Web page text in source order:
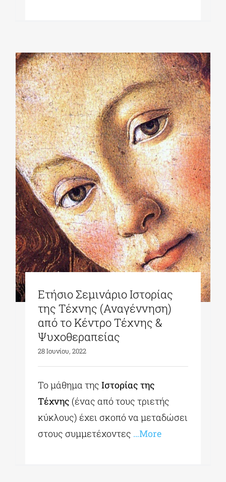
Ετήσιο Σεμινάριο Ιστορίας
της Τέχνης (Αναγέννηση)
από το Κέντρο Τέχνης &
Ψυχοθεραπείας
28 Ιουνίου, 2022
Το μάθημα τηςΙστορίας της
Τέχνης (ένας από τους τριετής
κύκλους) έχει σκοπό να μεταδώσει
στους συμμετέχοντες …More